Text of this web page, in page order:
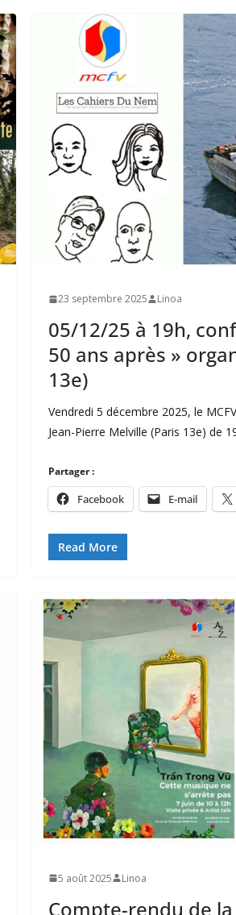
23 septembre 2025 Linoa
05/12/25 à 19h,
50 ans après »
13e)
Vendredi 5 décembre 2025, le
Jean-Pierre Melville (Paris 13e) de
Partager :
Facebook E-mail
Read More
5 août 2025 Linoa
Compte-rendu de